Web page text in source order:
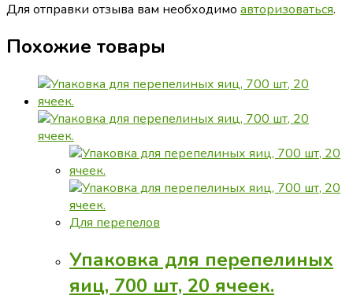
Для отправки отзыва вам необходимо авторизоваться.
Похожие товары
Для перепелов
Упаковка для перепелиных
яиц, 700 шт, 20 ячеек.